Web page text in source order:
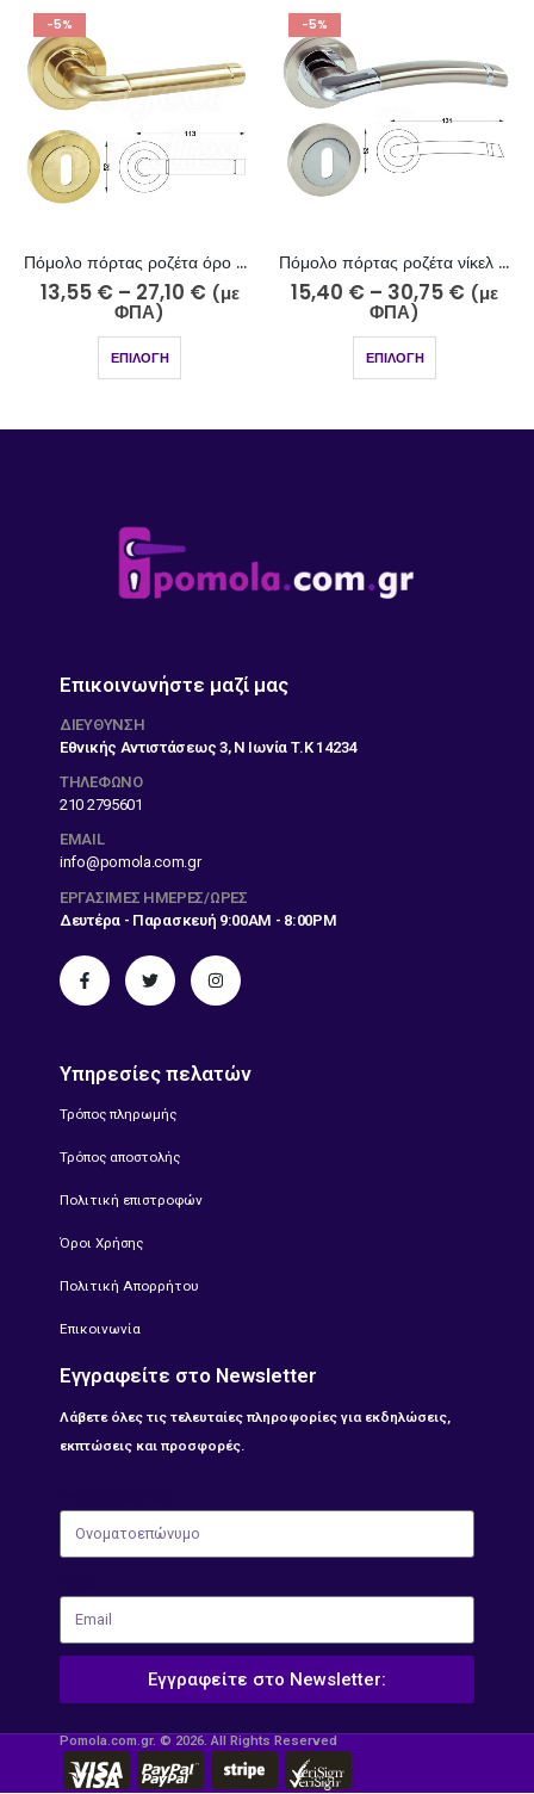
-5%
Πόμολο πόρτας ροζέτα όρο ματ- όρο 221-15-11/2
13,55 € – 27,10 € (με
ΦΠΑ)
ΕΠΙΛΟΓΉ
-5%
Πόμολο πόρτας ροζέτα νίκελ ματ χρώμιο 251-10-5/2
15,40 € – 30,75 € (με
ΦΠΑ)
ΕΠΙΛΟΓΉ
Επικοινωνήστε μαζί μας
ΔΙΕΎΘΥΝΣΗ
Εθνικής Αντιστάσεως 3, Ν Ιωνία Τ.Κ 14234
ΤΗΛΕΦΩΝΟ
210 2795601
EMAIL
info@pomola.com.gr
ΕΡΓΆΣΙΜΕΣ ΗΜΈΡΕΣ/ΏΡΕΣ
Δευτέρα - Παρασκευή 9:00AM - 8:00PM
Υπηρεσίες πελατών
Τρόπος πληρωμής
Τρόπος αποστολής
Πολιτική επιστροφών
Όροι Χρήσης
Πολιτική Απορρήτου
Επικοινωνία
Εγγραφείτε στο Newsletter
Λάβετε όλες τις τελευταίες πληροφορίες για εκδηλώσεις,
εκπτώσεις και προσφορές.
Εγγραφείτε στο Newsletter:
Pomola.com.gr. © 2026. All Rights Reserved